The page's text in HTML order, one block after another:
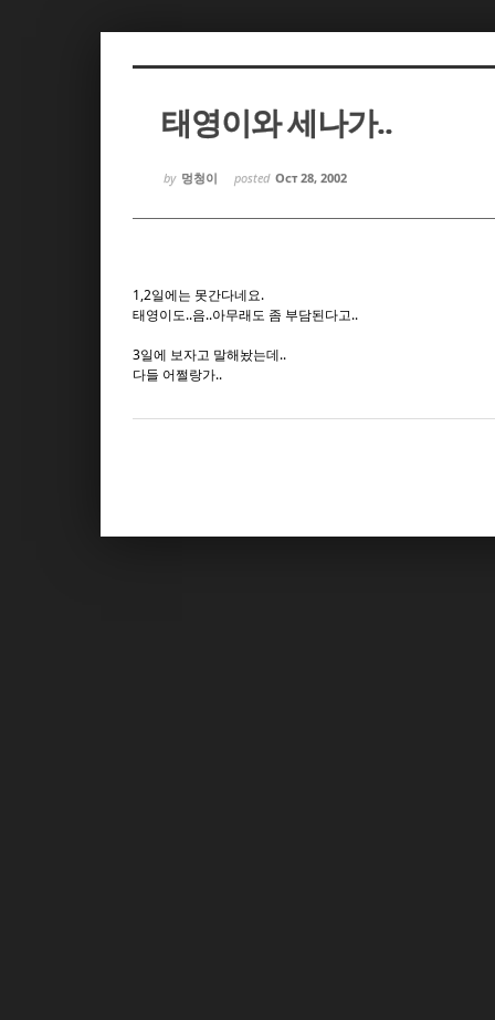
태영이와 세나가..
by 멍청이 posted Oct 28, 2002
1,2일에는 못간다네요.
태영이도..음..아무래도 좀 부담된다고..
3일에 보자고 말해놨는데..
다들 어쩔랑가..
Sketchbook5, 스케치북5
Sketchbook5, 스케치북5
Sketchbook5, 스케치북5
Sketchbook5, 스케치북5